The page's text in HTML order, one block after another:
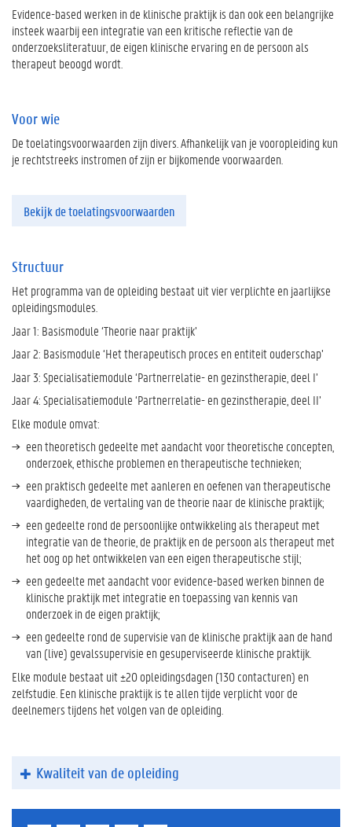
Evidence-based werken in de klinische praktijk is dan ook een belangrijke
insteek waarbij een integratie van een kritische reflectie van de
onderzoeksliteratuur, de eigen klinische ervaring en de persoon als
therapeut beoogd wordt.
Voor wie
De toelatingsvoorwaarden zijn divers. Afhankelijk van je vooropleiding kun
je rechtstreeks instromen of zijn er bijkomende voorwaarden.
Bekijk de toelatingsvoorwaarden
Structuur
Het programma van de opleiding bestaat uit vier verplichte en jaarlijkse
opleidingsmodules.
Jaar 1: Basismodule ‘Theorie naar praktijk’
Jaar 2: Basismodule ‘Het therapeutisch proces en entiteit ouderschap’
Jaar 3: Specialisatiemodule ‘Partnerrelatie- en gezinstherapie, deel I’
Jaar 4: Specialisatiemodule ‘Partnerrelatie- en gezinstherapie, deel II’
Elke module omvat:
een theoretisch gedeelte met aandacht voor theoretische concepten,
onderzoek, ethische problemen en therapeutische technieken;
een praktisch gedeelte met aanleren en oefenen van therapeutische
vaardigheden, de vertaling van de theorie naar de klinische praktijk;
een gedeelte rond de persoonlijke ontwikkeling als therapeut met
integratie van de theorie, de praktijk en de persoon als therapeut met
het oog op het ontwikkelen van een eigen therapeutische stijl;
een gedeelte met aandacht voor evidence-based werken binnen de
klinische praktijk met integratie en toepassing van kennis van
onderzoek in de eigen praktijk;
een gedeelte rond de supervisie van de klinische praktijk aan de hand
van (live) gevalssupervisie en gesuperviseerde klinische praktijk.
Elke module bestaat uit ±20 opleidingsdagen (130 contacturen) en
zelfstudie. Een klinische praktijk is te allen tijde verplicht voor de
deelnemers tijdens het volgen van de opleiding.
Kwaliteit van de opleiding